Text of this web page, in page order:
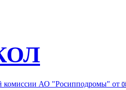
комиссии АО "Росипподромы" от